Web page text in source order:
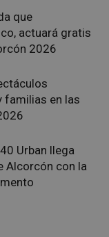
que
actuará gratis
2026
familias en las
Urban llega
Alcorcón con la
Inc.
23 horas 59